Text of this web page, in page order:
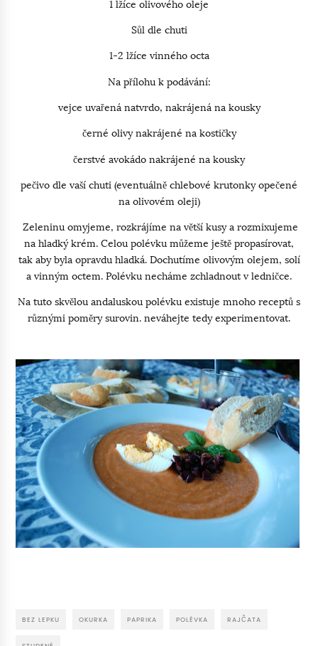
1 lžíce olivového oleje
Sůl dle chuti
1-2 lžíce vinného octa
Na přílohu k podávání:
vejce uvařená natvrdo, nakrájená na kousky
černé olivy nakrájené na kostičky
čerstvé avokádo nakrájené na kousky
pečivo dle vaší chuti (eventuálně chlebové krutonky opečené
na olivovém oleji)
Zeleninu omyjeme, rozkrájíme na větší kusy a rozmixujeme
na hladký krém. Celou polévku můžeme ještě propasírovat,
tak aby byla opravdu hladká. Dochutíme olivovým olejem, solí
a vinným octem. Polévku necháme zchladnout v ledničce.
Na tuto skvělou andaluskou polévku existuje mnoho receptů s
různými poměry surovin. neváhejte tedy experimentovat.
BEZ LEPKU OKURKA PAPRIKA POLÉVKA RAJČATA